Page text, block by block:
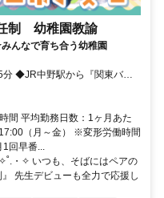
制 幼稚園教諭
んなで育ち合う幼稚園
◆JR中野駅から『関東バス
寺駅から『関東バス練馬行き
間 平均勤務日数：1ヶ月あた
（月～金） ※変形労働時間
回早番...
・✧ いつも、そばにはペアの
先生デビューも全力で応援し